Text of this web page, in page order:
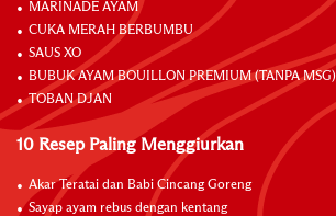
MARINADE AYAM
CUKA MERAH BERBUMBU
SAUS XO
BUBUK AYAM BOUILLON PREMIUM (TANPA MSG)
TOBAN DJAN
10 Resep Paling Menggiurkan
Akar Teratai dan Babi Cincang Goreng
Sayap ayam rebus dengan kentang